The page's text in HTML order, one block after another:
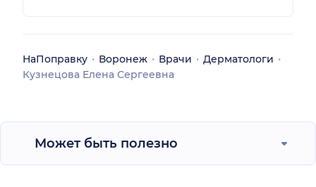
НаПоправку Воронеж Врачи
Дерматологи
Кузнецова Елена Сергеевна
Может быть полезно